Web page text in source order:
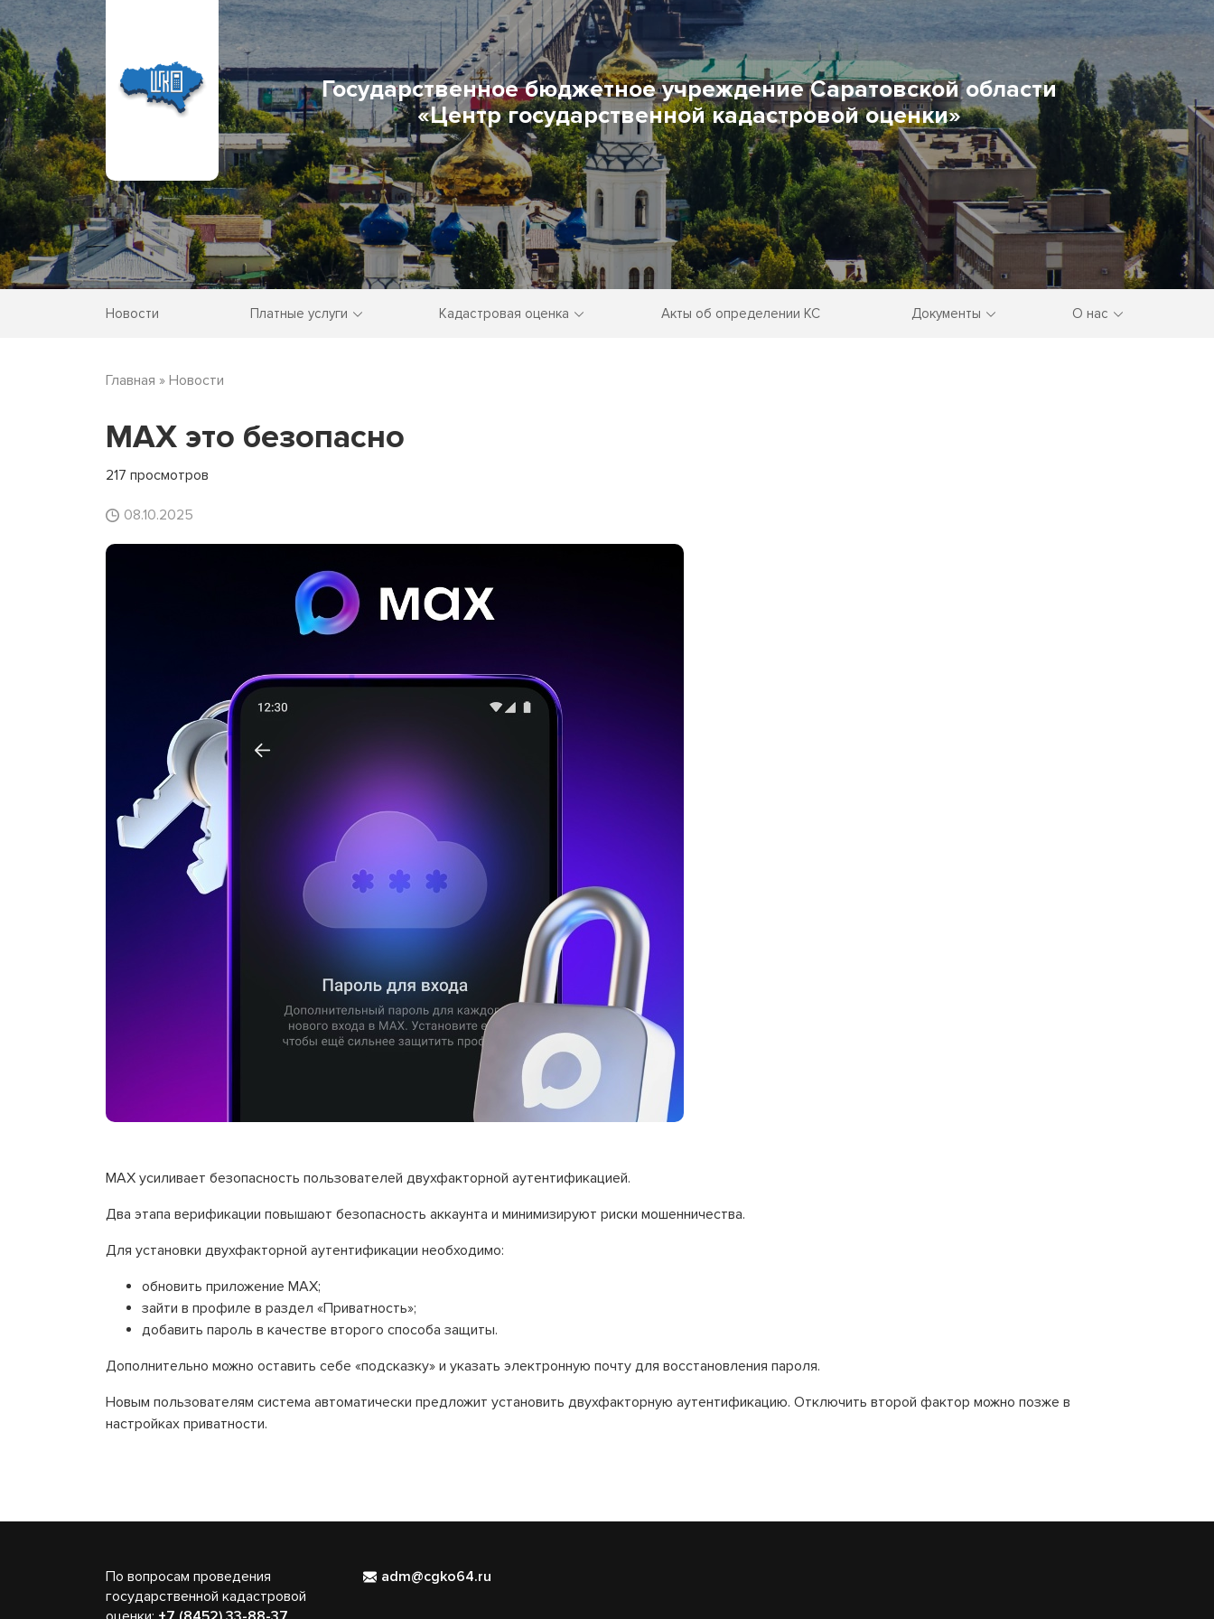
Государственное бюджетное учреждение Саратовской области
«Центр государственной кадастровой оценки»
Новости Платные услуги Кадастровая оценка Акты об определении КС Документы О нас
Главная » Новости
MAX это безопасно
217 просмотров
08.10.2025
МАХ усиливает безопасность пользователей двухфакторной аутентификацией.
Два этапа верификации повышают безопасность аккаунта и минимизируют риски мошенничества.
Для установки двухфакторной аутентификации необходимо:
обновить приложение МАХ;
зайти в профиле в раздел «Приватность»;
добавить пароль в качестве второго способа защиты.
Дополнительно можно оставить себе «подсказку» и указать электронную почту для восстановления пароля.
Новым пользователям система автоматически предложит установить двухфакторную аутентификацию. Отключить второй фактор можно позже в
настройках приватности.
По вопросам проведения
государственной кадастровой
adm@cgko64.ru